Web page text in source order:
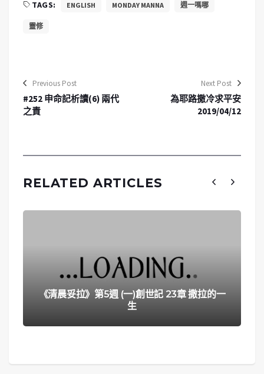
TAGS: ENGLISH MONDAY MANNA 週一嗎哪
靈修
Previous Post
#252 申命記析讀(6) 兩代
之責
Next Post
為耶路撒冷求平安
2019/04/12
RELATED ARTICLES
《清晨妥拉》第5週 (一)創世記 23章 撒拉的一
生